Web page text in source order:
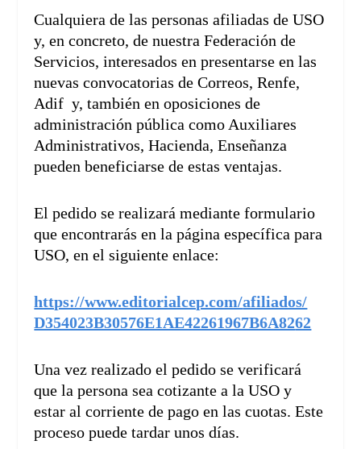
Cualquiera de las personas afiliadas de USO
y, en concreto, de nuestra Federación de
Servicios, interesados en presentarse en las
nuevas convocatorias de Correos, Renfe,
Adif y, también en oposiciones de
administración pública como Auxiliares
Administrativos, Hacienda, Enseñanza
pueden beneficiarse de estas ventajas.
El pedido se realizará mediante formulario
que encontrarás en la página específica para
USO, en el siguiente enlace:
https://www.editorialcep.com/afiliados/
D354023B30576E1AE42261967B6A8262
Una vez realizado el pedido se verificará
que la persona sea cotizante a la USO y
estar al corriente de pago en las cuotas. Este
proceso puede tardar unos días.